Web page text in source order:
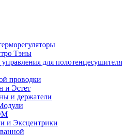
Тэны
для полотенцесушителя
проводки
и Эстет
и держатели
и Эксцентрики